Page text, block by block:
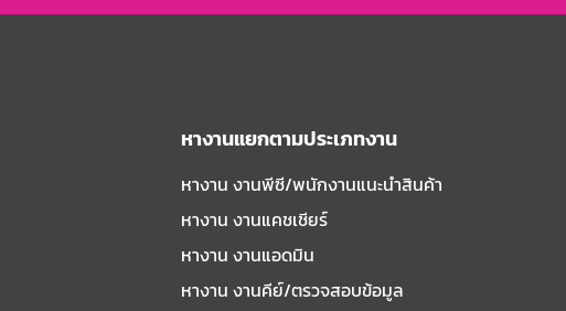
หางานแยกตามประเภทงาน
หางาน งานพีซี/พนักงานแนะนําสินค้า
หางาน งานแคชเชียร์
หางาน งานแอดมิน
หางาน งานคีย์/ตรวจสอบข้อมูล